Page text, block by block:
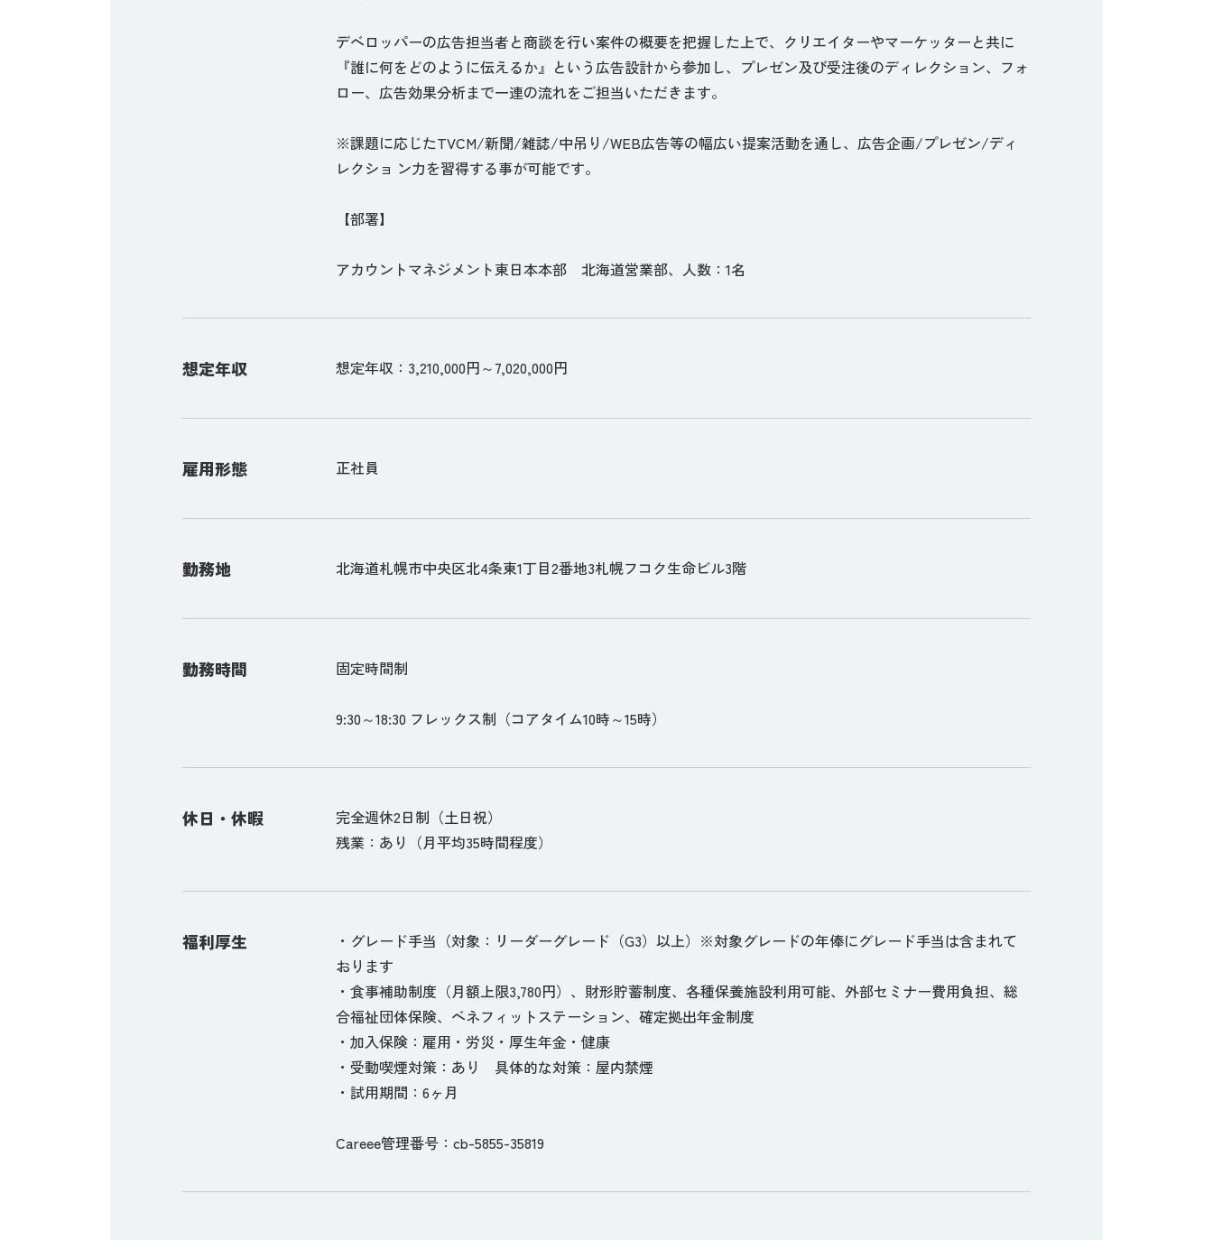
デベロッパーの広告担当者と商談を行い案件の概要を把握した上で、クリエイターやマーケッターと共に
『誰に何をどのように伝えるか』という広告設計から参加し、プレゼン及び受注後のディレクション、フォ
ロー、広告効果分析まで一連の流れをご担当いただきます。
※課題に応じたTVCM/新聞/雑誌/中吊り/WEB広告等の幅広い提案活動を通し、広告企画/プレゼン/ディ
レクショ ン力を習得する事が可能です。
【部署】
アカウントマネジメント東日本本部 北海道営業部、人数：1名
想定年収 想定年収：3,210,000円～7,020,000円
雇用形態 正社員
勤務地 北海道札幌市中央区北4条東1丁目2番地3札幌フコク生命ビル3階
勤務時間 固定時間制
9:30～18:30 フレックス制（コアタイム10時～15時）
休日・休暇
完全週休2日制（土日祝）
残業：あり（月平均35時間程度）
福利厚生
・グレード手当（対象：リーダーグレード（G3）以上）※対象グレードの年俸にグレード手当は含まれて
おります
・食事補助制度（月額上限3,780円）、財形貯蓄制度、各種保養施設利用可能、外部セミナー費用負担、総
合福祉団体保険、ベネフィットステーション、確定拠出年金制度
・加入保険：雇用・労災・厚生年金・健康
・受動喫煙対策：あり 具体的な対策：屋内禁煙
・試用期間：6ヶ月
Careee管理番号：cb-5855-35819